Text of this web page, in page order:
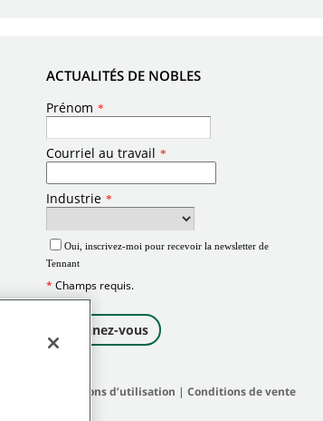
ACTUALITÉS DE NOBLES
Conditions d’utilisation | Conditions de vente